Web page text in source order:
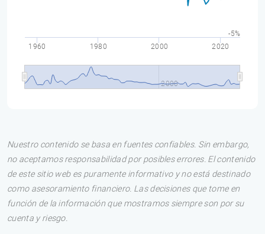
1960 1980 2000 2020
2000
-5%
Nuestro contenido se basa en fuentes confiables. Sin embargo,
no aceptamos responsabilidad por posibles errores. El contenido
de este sitio web es puramente informativo y no está destinado
como asesoramiento financiero. Las decisiones que tome en
función de la información que mostramos siempre son por su
cuenta y riesgo.